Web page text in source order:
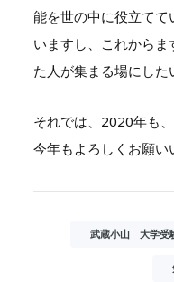
能を世の中に役立てて
いますし、これから
た人が集まる場にした
それでは、2020年も
今年もよろしくお願い
武蔵小山 大学受